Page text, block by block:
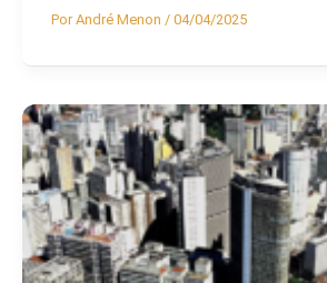
PorAndré Menon / 04/04/2025